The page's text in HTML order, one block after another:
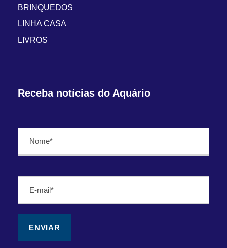
BRINQUEDOS
LINHA CASA
LIVROS
Receba notícias do Aquário